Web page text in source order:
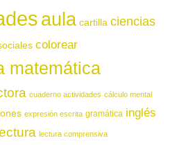
aula cartilla ciencias
colorear
matemática
cuaderno actividades cálculo mental
expresión escrita gramática inglés
lectura comprensiva